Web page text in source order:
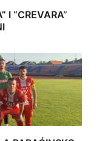
I “CREVARA”